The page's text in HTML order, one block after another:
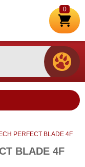
0
PERFECT BLADE 4F
BLADE 4F